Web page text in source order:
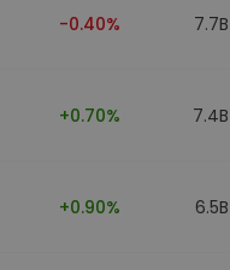
-0.40%
+0.70%
+0.90%